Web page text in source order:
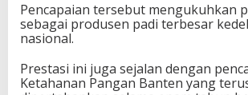
​Pencapaian tersebut mengukuhkan
sebagai produsen padi terbesar
nasional.
Prestasi ini juga sejalan dengan
Ketahanan Pangan Banten yang